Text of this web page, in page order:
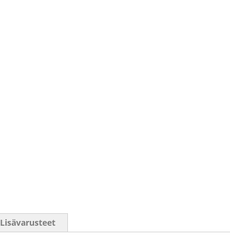
Lisävarusteet